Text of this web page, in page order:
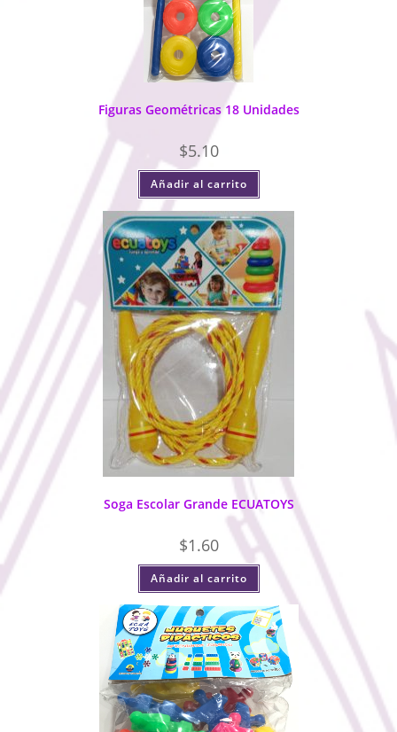
Figuras Geométricas 18 Unidades
$5.10
Añadir al carrito
Soga Escolar Grande ECUATOYS
$1.60
Añadir al carrito